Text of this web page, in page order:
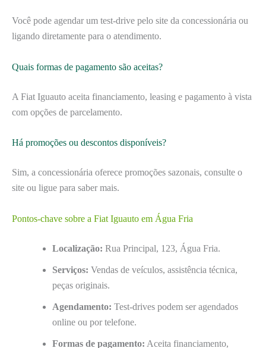
Você pode agendar um test-drive pelo site da concessionária ou
ligando diretamente para o atendimento.
Quais formas de pagamento são aceitas?
A Fiat Iguauto aceita financiamento, leasing e pagamento à vista
com opções de parcelamento.
Há promoções ou descontos disponíveis?
Sim, a concessionária oferece promoções sazonais, consulte o
site ou ligue para saber mais.
Pontos-chave sobre a Fiat Iguauto em Água Fria
Localização: Rua Principal, 123, Água Fria.
Serviços: Vendas de veículos, assistência técnica,
peças originais.
Agendamento: Test-drives podem ser agendados
online ou por telefone.
Formas de pagamento: Aceita financiamento,